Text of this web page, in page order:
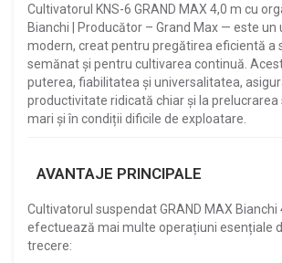
Cultivatorul KNS-6 GRAND MAX 4,0 m cu
Bianchi | Producător – Grand Max — este un
modern, creat pentru pregătirea eficientă a
semănat și pentru cultivarea continuă.
puterea, fiabilitatea și universalitatea,
productivitate ridicată chiar și la
mari și în condiții dificile de exploatare.
AVANTAJE PRINCIPALE
Cultivatorul suspendat GRAND MAX Bianchi
efectuează mai multe operațiuni esențiale
trecere: